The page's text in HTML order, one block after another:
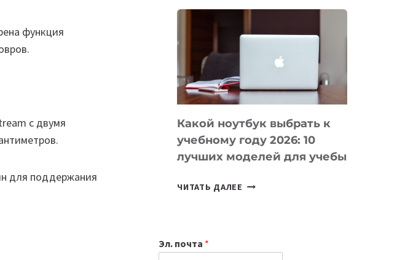
функция
с двумя
для поддержания
КОТОРЫЕ
СОЗДАВАТЬ
БЕЗ
КОДА
Какой ноутбук выбрать к
учебному году 2026: 10
лучших моделей для учебы
ЧИТАТЬ ДАЛЕЕ КАКОЙ
Эл. почта *